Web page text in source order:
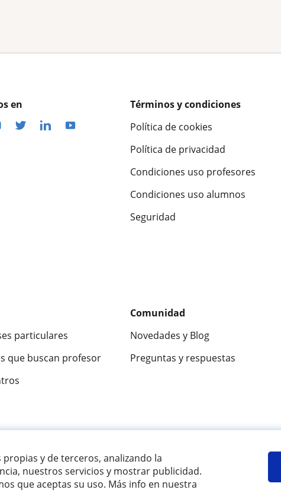
y de terceros, analizando la
nuestros servicios y mostrar publicidad.
que aceptas su uso. Más info en nuestra
en
Términos y condiciones
Política de cookies
Política de privacidad
Condiciones uso profesores
Condiciones uso alumnos
Seguridad
particulares
que buscan profesor
Comunidad
Novedades y Blog
Preguntas y respuestas
9,5/10 ★★★★★